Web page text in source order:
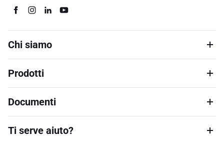
Chi siamo
Prodotti
Documenti
Ti serve aiuto?